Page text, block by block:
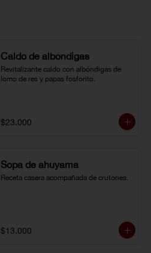
Caldo de albóndigas
Revitalizante caldo con albóndigas de
lomo de res y papas fosforito.
$23.000
Sopa de ahuyama
Receta casera acompañada de crutones.
$13.000